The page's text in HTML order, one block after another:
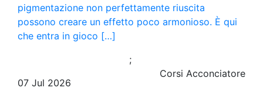
pigmentazione non perfettamente riuscita
possono creare un effetto poco armonioso. È qui
che entra in gioco […]
;
Corsi Acconciatore
07 Jul 2026